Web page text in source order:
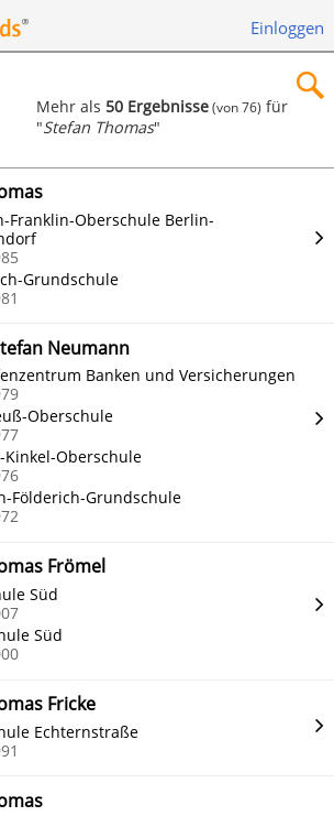
Einloggen
Mehr als 50 Ergebnisse (von 76) für
"Stefan Thomas"
Franklin-Oberschule Berlin-
Grundschule
Neumann
Banken und Versicherungen
Oberschule
Oberschule
Földerich-Grundschule
Frömel
Süd
Süd
Fricke
Echternstraße